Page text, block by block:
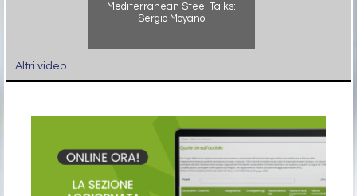
Mediterranean Steel Talks:
Sergio Moyano
Altri video